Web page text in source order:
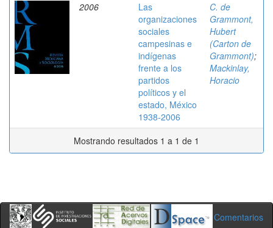
2006
Las
organizaciones
sociales
campesinas e
indígenas
frente a los
partidos
políticos y el
estado, México
1938-2006
C. de
Grammont,
Hubert
(Carton de
Grammont);
Mackinlay,
Horacio
Mostrando resultados 1 a 1 de 1
Comentarios